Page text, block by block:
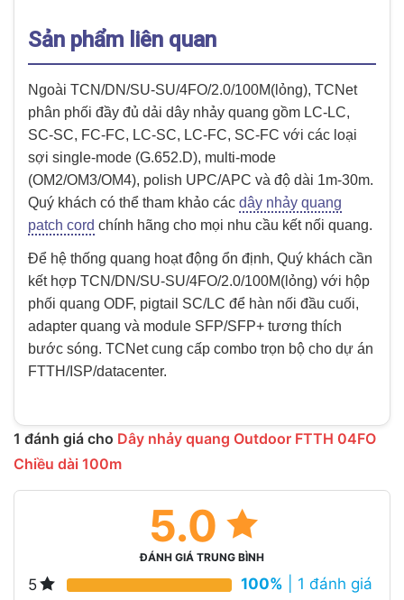
Sản phẩm liên quan
Ngoài TCN/DN/SU-SU/4FO/2.0/100M(lỏng), TCNet
phân phối đầy đủ dải dây nhảy quang gồm LC-LC,
SC-SC, FC-FC, LC-SC, LC-FC, SC-FC với các loại
sợi single-mode (G.652.D), multi-mode
(OM2/OM3/OM4), polish UPC/APC và độ dài 1m-30m.
Quý khách có thể tham khảo các dây nhảy quang
patch cord chính hãng cho mọi nhu cầu kết nối quang.
Để hệ thống quang hoạt động ổn định, Quý khách cần
kết hợp TCN/DN/SU-SU/4FO/2.0/100M(lỏng) với hộp
phối quang ODF, pigtail SC/LC để hàn nối đầu cuối,
adapter quang và module SFP/SFP+ tương thích
bước sóng. TCNet cung cấp combo trọn bộ cho dự án
FTTH/ISP/datacenter.
1 đánh giá cho Dây nhảy quang Outdoor FTTH 04FO
Chiều dài 100m
5.0
ĐÁNH GIÁ TRUNG BÌNH
5 100% | 1 đánh giá